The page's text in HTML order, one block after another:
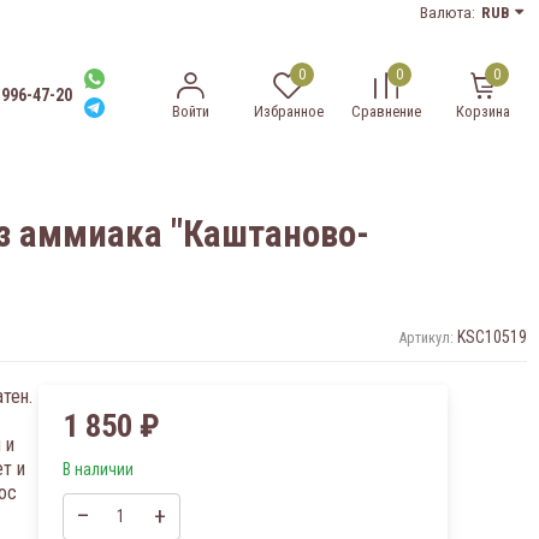
Валюта: RUB
47-20
Войти
0
Избранное
0
Сравнение
0
Корзина
аммиака "Каштаново-
Артикул: KSC10519
и
и
1 850 ₽
В наличии
– +